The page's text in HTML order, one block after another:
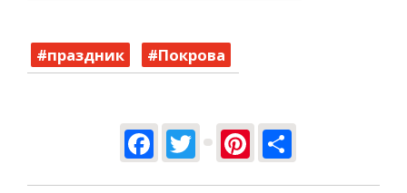
#праздник #Покрова
Facebook
TwitterPinterest